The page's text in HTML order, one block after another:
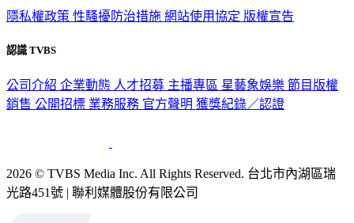
隱私權政策 性騷擾防治措施 網站使用協定 版權宣告
認識 TVBS
公司介紹 企業動態 人才招募 主播專區 星藝象娛樂 節目版權
銷售 公開招標 業務服務 官方聲明 獲獎紀錄／認證
2026 © TVBS Media Inc. All Rights Reserved. 台北市內湖區瑞
光路451號 | 聯利媒體股份有限公司